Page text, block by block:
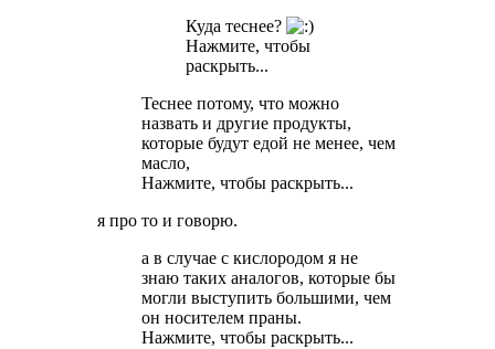
Куда теснее?
Нажмите, чтобы
раскрыть...
Теснее потому, что можно
назвать и другие продукты,
которые будут едой не менее, чем
масло,
Нажмите, чтобы раскрыть...
я про то и говорю.
а в случае с кислородом я не
знаю таких аналогов, которые бы
могли выступить большими, чем
он носителем праны.
Нажмите, чтобы раскрыть...